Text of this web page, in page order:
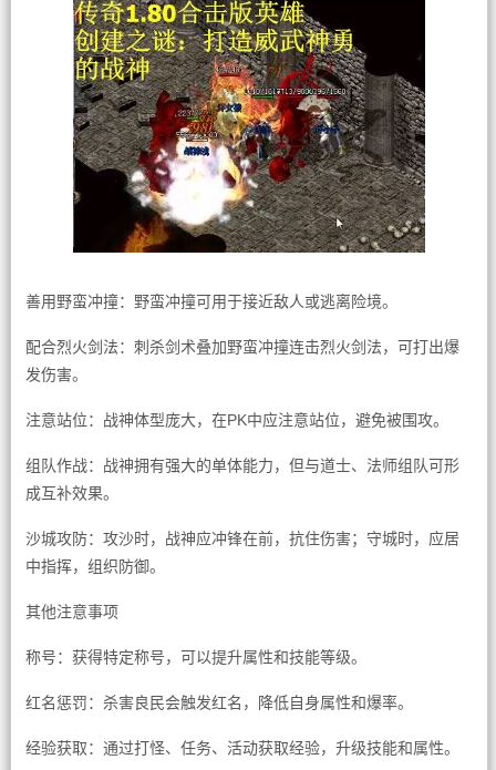
善用野蛮冲撞：野蛮冲撞可用于接近敌人或逃离险境。
配合烈火剑法：刺杀剑术叠加野蛮冲撞连击烈火剑法，可打出爆
发伤害。
注意站位：战神体型庞大，在PK中应注意站位，避免被围攻。
组队作战：战神拥有强大的单体能力，但与道士、法师组队可形
成互补效果。
沙城攻防：攻沙时，战神应冲锋在前，抗住伤害；守城时，应居
中指挥，组织防御。
其他注意事项
称号：获得特定称号，可以提升属性和技能等级。
红名惩罚：杀害良民会触发红名，降低自身属性和爆率。
经验获取：通过打怪、任务、活动获取经验，升级技能和属性。